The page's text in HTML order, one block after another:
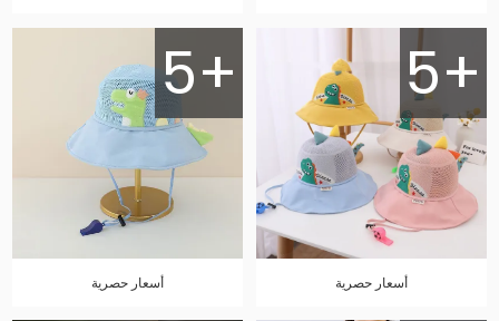
5+
أسعار حصرية
5+
أسعار حصرية